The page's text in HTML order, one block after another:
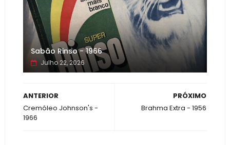
Sabão Rinso - 1966
Julho 22, 2026
PRÓXIMO
Brahma Extra - 1956
ANTERIOR
Cremóleo Johnson's -
1966